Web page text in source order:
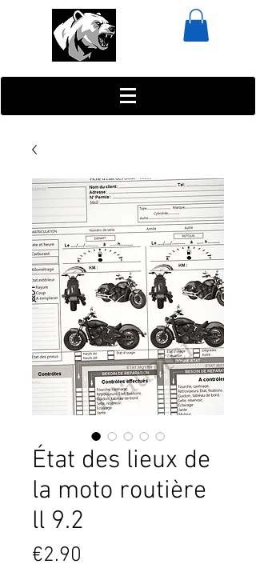
État des lieux de
la moto routière
ll 9.2
€2.90